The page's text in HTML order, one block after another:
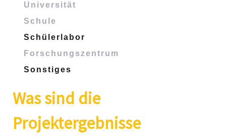
Universität
Schule
Schülerlabor
Forschungszentrum
Sonstiges
Was sind die
Projektergebnisse